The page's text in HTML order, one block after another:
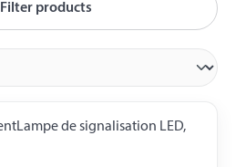
Filter products